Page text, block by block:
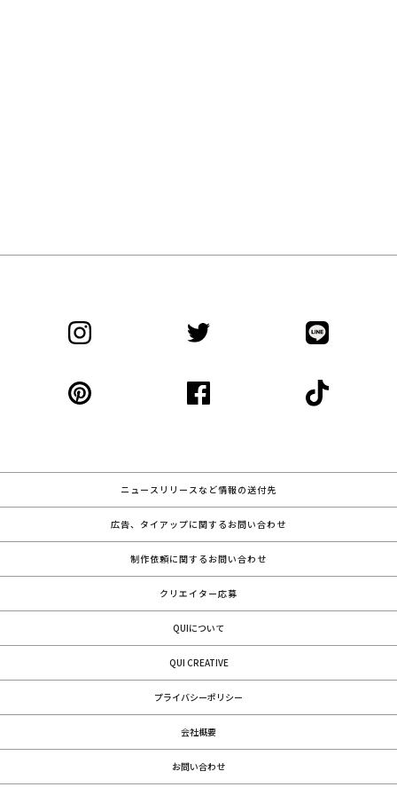
ニュースリリースなど情報の送付先
広告、タイアップに関するお問い合わせ
制作依頼に関するお問い合わせ
クリエイター応募
QUIについて
QUI CREATIVE
プライバシーポリシー
会社概要
お問い合わせ